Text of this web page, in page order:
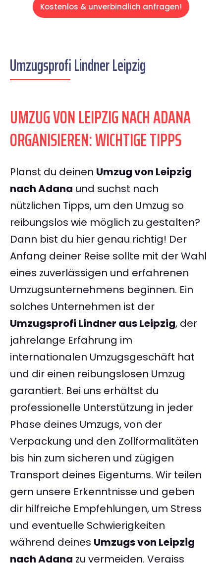
Kostenlos & unverbindlich anfragen!
Umzugsprofi Lindner Leipzig
UMZUG VON LEIPZIG NACH ADANA
ORGANISIEREN: WICHTIGE TIPPS
Planst du deinen Umzug von Leipzig
nach Adana und suchst nach
nützlichen Tipps, um den Umzug so
reibungslos wie möglich zu gestalten?
Dann bist du hier genau richtig! Der
Anfang deiner Reise sollte mit der Wahl
eines zuverlässigen und erfahrenen
Umzugsunternehmens beginnen. Ein
solches Unternehmen ist der
Umzugsprofi Lindner aus Leipzig, der
jahrelange Erfahrung im
internationalen Umzugsgeschäft hat
und dir einen reibungslosen Umzug
garantiert. Bei uns erhältst du
professionelle Unterstützung in jeder
Phase deines Umzugs, von der
Verpackung und den Zollformalitäten
bis hin zum sicheren und zügigen
Transport deines Eigentums. Wir teilen
gern unsere Erkenntnisse und geben
dir hilfreiche Empfehlungen, um Stress
und eventuelle Schwierigkeiten
während deines Umzugs von Leipzig
nach Adana zu vermeiden. Vergiss